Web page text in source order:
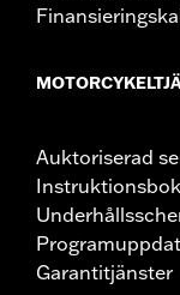
Auktoriserad
Instruktionsbok
Garantitjänster